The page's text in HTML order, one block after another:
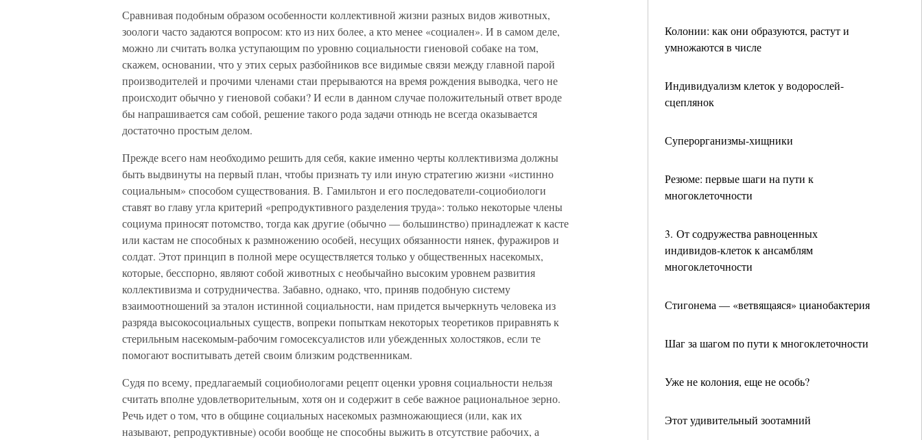
Колонии: как они образуются, растут и
умножаются в числе
Индивидуализм клеток у водорослей-
сцеплянок
Суперорганизмы-хищники
Резюме: первые шаги на пути к
многоклеточности
3. От содружества равноценных
индивидов-клеток к ансамблям
многоклеточности
Стигонема — «ветвящаяся» цианобактерия
Шаг за шагом по пути к многоклеточности
Уже не колония, еще не особь?
Этот удивительный зоотамний
Сравнивая подобным образом особенности коллективной жизни разных видов животных,
зоологи часто задаются вопросом: кто из них более, а кто менее «социален». И в самом деле,
можно ли считать волка уступающим по уровню социальности гиеновой собаке на том,
скажем, основании, что у этих серых разбойников все видимые связи между главной парой
производителей и прочими членами стаи прерываются на время рождения выводка, чего не
происходит обычно у гиеновой собаки? И если в данном случае положительный ответ вроде
бы напрашивается сам собой, решение такого рода задачи отнюдь не всегда оказывается
достаточно простым делом.
Прежде всего нам необходимо решить для себя, какие именно черты коллективизма должны
быть выдвинуты на первый план, чтобы признать ту или иную стратегию жизни «истинно
социальным» способом существования. В. Гамильтон и его последователи-социобиологи
ставят во главу угла критерий «репродуктивного разделения труда»: только некоторые члены
социума приносят потомство, тогда как другие (обычно — большинство) принадлежат к касте
или кастам не способных к размножению особей, несущих обязанности нянек, фуражиров и
солдат. Этот принцип в полной мере осуществляется только у общественных насекомых,
которые, бесспорно, являют собой животных с необычайно высоким уровнем развития
коллективизма и сотрудничества. Забавно, однако, что, приняв подобную систему
взаимоотношений за эталон истинной социальности, нам придется вычеркнуть человека из
разряда высокосоциальных существ, вопреки попыткам некоторых теоретиков приравнять к
стерильным насекомым-рабочим гомосексуалистов или убежденных холостяков, если те
помогают воспитывать детей своим близким родственникам.
Судя по всему, предлагаемый социобиологами рецепт оценки уровня социальности нельзя
считать вполне удовлетворительным, хотя он и содержит в себе важное рациональное зерно.
Речь идет о том, что в общине социальных насекомых размножающиеся (или, как их
называют, репродуктивные) особи вообще не способны выжить в отсутствие рабочих, а